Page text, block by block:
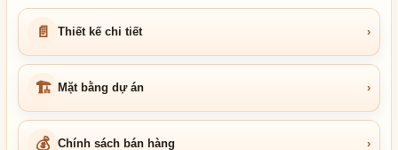
📄 Thiết kế chi tiết ›
🏗 Mặt bằng dự án ›
💰 Chính sách bán hàng ›